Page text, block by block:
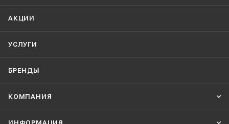
АКЦИИ
УСЛУГИ
БРЕНДЫ
КОМПАНИЯ